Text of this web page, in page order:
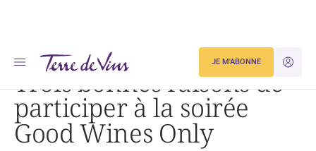
JE
JE M'ABONNE
Accueil Œnotourisme Trois bonnes raisons de participer à la soirée Good Wines Only
Trois bonnes raisons de
participer à la soirée
Good Wines Only